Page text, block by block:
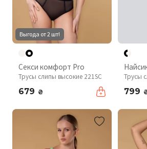
Выгода от 2 шт!
Секси комфорт Pro
Трусы слипы высокие 221SC
679 ₴
Трусы
799